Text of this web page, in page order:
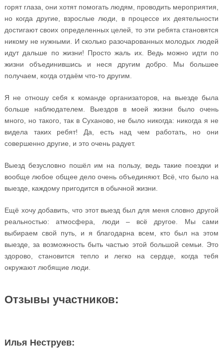
горят глаза, они хотят помогать людям, проводить мероприятия,
но когда другие, взрослые люди, в процессе их деятельности
достигают своих определенных целей, то эти ребята становятся
никому не нужными. И сколько разочарованных молодых людей
идут дальше по жизни! Просто жаль их. Ведь можно идти по
жизни объединившись и неся другим добро. Мы большее
получаем, когда отдаём что-то другим.
Я не отношу себя к команде организаторов, на выезде была
больше наблюдателем. Выездов в моей жизни было очень
много, но такого, так в Суханово, не было никогда: никогда я не
видела таких ребят! Да, есть над чем работать, но они
совершенно другие, и это очень радует.
Выезд безусловно пошёл им на пользу, ведь такие поездки и
вообще любое общее дело очень объединяют. Всё, что было на
выезде, каждому пригодится в обычной жизни.
Ещё хочу добавить, что этот выезд был для меня словно другой
реальностью: атмосфера, люди – всё другое. Мы сами
выбираем свой путь, и я благодарна всем, кто был на этом
выезде, за возможность быть частью этой большой семьи. Это
здорово, становится тепло и легко на сердце, когда тебя
окружают любящие люди.
Отзывы участников:
Илья Неструев: